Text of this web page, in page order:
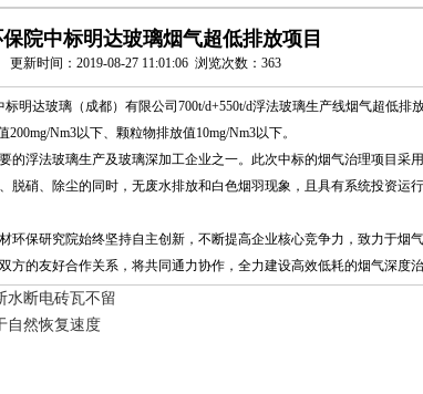
院中标明达玻璃烟气超低排放项目
更新时间：2019-08-27 11:01:06 浏览次数： 363
明达玻璃（成都）有限公司700t/d+550t/d浮法玻璃生产线烟气超低排
Nm3以下、颗粒物排放值10mg/Nm3以下。
浮法玻璃生产及玻璃深加工企业之一。此次中标的烟气治理项目采
脱硝、除尘的同时，无废水排放和白色烟羽现象，且具有系统投资运
保研究院始终坚持自主创新，不断提高企业核心竞争力，致力于烟
的友好合作关系，将共同通力协作，全力建设高效低耗的烟气深度治
水断电砖瓦不留
自然恢复速度